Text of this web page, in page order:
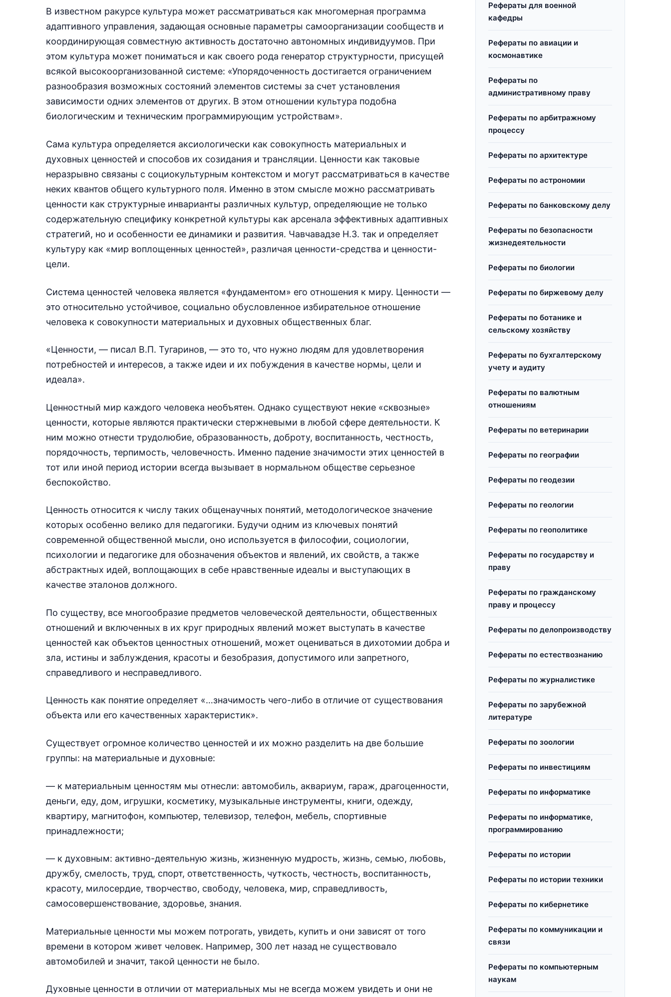
В известном ракурсе культура может рассматриваться как многомерная программа
адаптивного управления, задающая основные параметры самоорганизации сообществ и
координирующая совместную активность достаточно автономных индивидуумов. При
этом культура может пониматься и как своего рода генератор структурности, присущей
всякой высокоорганизованной системе: «Упорядоченность достигается ограничением
разнообразия возможных состояний элементов системы за счет установления
зависимости одних элементов от других. В этом отношении культура подобна
биологическим и техническим программирующим устройствам».
Сама культура определяется аксиологически как совокупность материальных и
духовных ценностей и способов их созидания и трансляции. Ценности как таковые
неразрывно связаны с социокультурным контекстом и могут рассматриваться в качестве
неких квантов общего культурного поля. Именно в этом смысле можно рассматривать
ценности как структурные инварианты различных культур, определяющие не только
содержательную специфику конкретной культуры как арсенала эффективных адаптивных
стратегий, но и особенности ее динамики и развития. Чавчавадзе Н.З. так и определяет
культуру как «мир воплощенных ценностей», различая ценности-средства и ценности-
цели.
Система ценностей человека является «фундаментом» его отношения к миру. Ценности —
это относительно устойчивое, социально обусловленное избирательное отношение
человека к совокупности материальных и духовных общественных благ.
«Ценности, — писал В.П. Тугаринов, — это то, что нужно людям для удовлетворения
потребностей и интересов, а также идеи и их побуждения в качестве нормы, цели и
идеала».
Ценностный мир каждого человека необъятен. Однако существуют некие «сквозные»
ценности, которые являются практически стержневыми в любой сфере деятельности. К
ним можно отнести трудолюбие, образованность, доброту, воспитанность, честность,
порядочность, терпимость, человечность. Именно падение значимости этих ценностей в
тот или иной период истории всегда вызывает в нормальном обществе серьезное
беспокойство.
Ценность относится к числу таких общенаучных понятий, методологическое значение
которых особенно велико для педагогики. Будучи одним из ключевых понятий
современной общественной мысли, оно используется в философии, социологии,
психологии и педагогике для обозначения объектов и явлений, их свойств, а также
абстрактных идей, воплощающих в себе нравственные идеалы и выступающих в
качестве эталонов должного.
По существу, все многообразие предметов человеческой деятельности, общественных
отношений и включенных в их круг природных явлений может выступать в качестве
ценностей как объектов ценностных отношений, может оцениваться в дихотомии добра и
зла, истины и заблуждения, красоты и безобразия, допустимого или запретного,
справедливого и несправедливого.
Ценность как понятие определяет «…значимость чего-либо в отличие от существования
объекта или его качественных характеристик».
Существует огромное количество ценностей и их можно разделить на две большие
группы: на материальные и духовные:
— к материальным ценностям мы отнесли: автомобиль, аквариум, гараж, драгоценности,
деньги, еду, дом, игрушки, косметику, музыкальные инструменты, книги, одежду,
квартиру, магнитофон, компьютер, телевизор, телефон, мебель, спортивные
принадлежности;
— к духовным: активно-деятельную жизнь, жизненную мудрость, жизнь, семью, любовь,
дружбу, смелость, труд, спорт, ответственность, чуткость, честность, воспитанность,
красоту, милосердие, творчество, свободу, человека, мир, справедливость,
самосовершенствование, здоровье, знания.
Материальные ценности мы можем потрогать, увидеть, купить и они зависят от того
времени в котором живет человек. Например, 300 лет назад не существовало
автомобилей и значит, такой ценности не было.
Духовные ценности в отличии от материальных мы не всегда можем увидеть и они не
Рефераты для военной
кафедры
Рефераты по авиации и
космонавтике
Рефераты по
административному праву
Рефераты по арбитражному
процессу
Рефераты по архитектуре
Рефераты по астрономии
Рефераты по банковскому делу
Рефераты по безопасности
жизнедеятельности
Рефераты по биологии
Рефераты по биржевому делу
Рефераты по ботанике и
сельскому хозяйству
Рефераты по бухгалтерскому
учету и аудиту
Рефераты по валютным
отношениям
Рефераты по ветеринарии
Рефераты по географии
Рефераты по геодезии
Рефераты по геологии
Рефераты по геополитике
Рефераты по государству и
праву
Рефераты по гражданскому
праву и процессу
Рефераты по делопроизводству
Рефераты по естествознанию
Рефераты по журналистике
Рефераты по зарубежной
литературе
Рефераты по зоологии
Рефераты по инвестициям
Рефераты по информатике
Рефераты по информатике,
программированию
Рефераты по истории
Рефераты по истории техники
Рефераты по кибернетике
Рефераты по коммуникации и
связи
Рефераты по компьютерным
наукам